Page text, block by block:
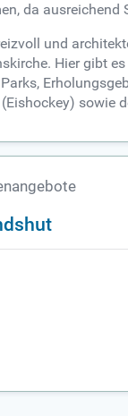
da
und
Hier gibt
sowie